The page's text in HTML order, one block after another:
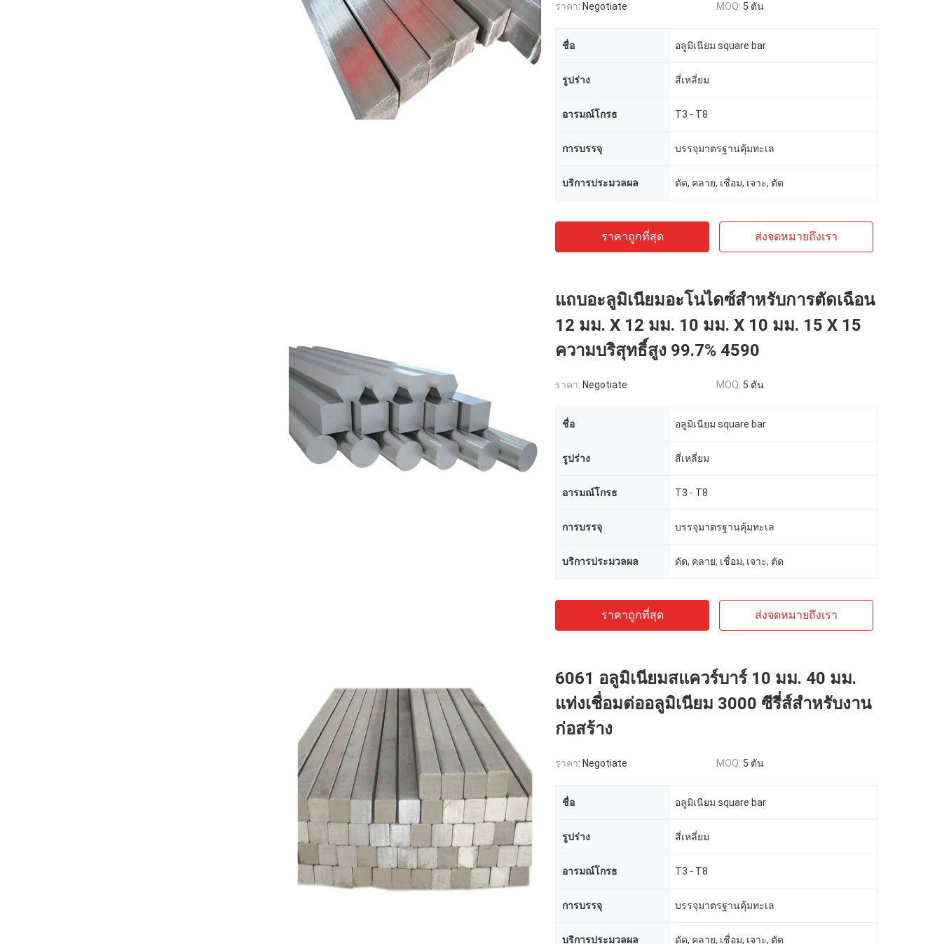
ราคา: Negotiate MOQ: 5 ตัน
ชื่อ อลูมิเนียม square bar
รูปร่าง สี่เหลี่ยม
อารมณ์โกรธ T3 - T8
การบรรจุ บรรจุมาตรฐานคุ้มทะเล
บริการประมวลผล ดัด, คลาย, เชื่อม, เจาะ, ตัด
ราคาถูกที่สุด ส่งจดหมายถึงเรา
แถบอะลูมิเนียมอะโนไดซ์สำหรับการตัดเฉือน
12 มม. X 12 มม. 10 มม. X 10 มม. 15 X 15
ความบริสุทธิ์สูง 99.7% 4590
ราคา: Negotiate MOQ: 5 ตัน
ชื่อ อลูมิเนียม square bar
รูปร่าง สี่เหลี่ยม
อารมณ์โกรธ T3 - T8
การบรรจุ บรรจุมาตรฐานคุ้มทะเล
บริการประมวลผล ดัด, คลาย, เชื่อม, เจาะ, ตัด
ราคาถูกที่สุด ส่งจดหมายถึงเรา
6061 อลูมิเนียมสแควร์บาร์ 10 มม. 40 มม.
แท่งเชื่อมต่ออลูมิเนียม 3000 ซีรี่ส์สำหรับงาน
ก่อสร้าง
ราคา: Negotiate MOQ: 5 ตัน
ชื่อ อลูมิเนียม square bar
รูปร่าง สี่เหลี่ยม
อารมณ์โกรธ T3 - T8
การบรรจุ บรรจุมาตรฐานคุ้มทะเล
บริการประมวลผล ดัด, คลาย, เชื่อม, เจาะ, ตัด